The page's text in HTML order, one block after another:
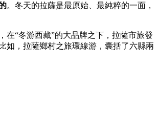
。冬天的拉薩是最原始、最純粹的一面，
在“冬游西藏”的大品牌之下，拉薩市旅發
如，拉薩鄉村之旅環線游，囊括了六縣兩